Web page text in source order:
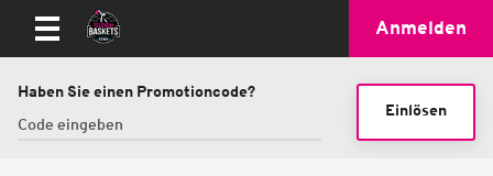
Anmelden
Haben Sie einen Promotioncode?
Einlösen